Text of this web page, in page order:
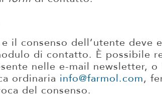
il consenso dell’utente deve
di contatto. È possibile
nelle e-mail newsletter, o
ordinaria info@farmol.com,
del consenso.